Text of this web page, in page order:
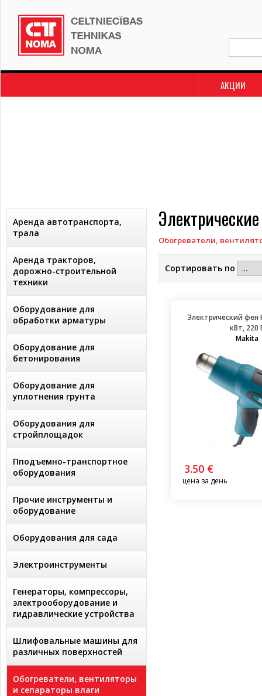
АКЦИИ
Аренда автотранспорта,
трала
Аренда тракторов,
дорожно-строительной
техники
Оборудование для
обработки арматуры
Оборудование для
бетонирования
Оборудование для
уплотнения грунта
Оборудования для
стройплощадок
Пподъемно-транспортное
оборудования
Прочие инструменты и
оборудование
Оборудования для сада
Электроинструменты
Генераторы, компрессоры,
электрооборудование и
гидравлические устройства
Шлифовальные машины для
различных поверхностей
Обогреватели, вентиляторы
и сепараторы влаги
Обогреватели,
Сортировать по
Электрический фен
кВт, 220
Makita
3.50 €
цена за день